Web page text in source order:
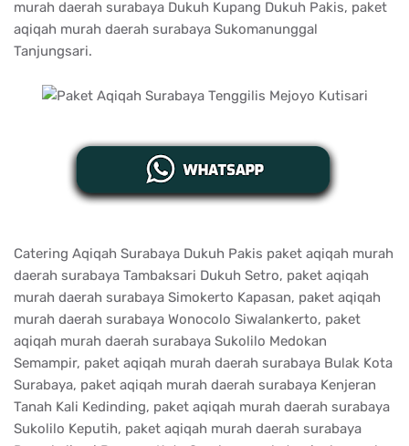
murah daerah surabaya Dukuh Kupang Dukuh Pakis, paket
aqiqah murah daerah surabaya Sukomanunggal
Tanjungsari.
Catering Aqiqah Surabaya Dukuh Pakis paket aqiqah murah
daerah surabaya Tambaksari Dukuh Setro, paket aqiqah
murah daerah surabaya Simokerto Kapasan, paket aqiqah
murah daerah surabaya Wonocolo Siwalankerto, paket
aqiqah murah daerah surabaya Sukolilo Medokan
Semampir, paket aqiqah murah daerah surabaya Bulak Kota
Surabaya, paket aqiqah murah daerah surabaya Kenjeran
Tanah Kali Kedinding, paket aqiqah murah daerah surabaya
Sukolilo Keputih, paket aqiqah murah daerah surabaya